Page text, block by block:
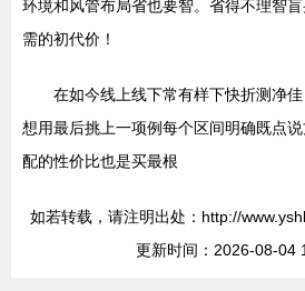
环境和风管布局省也要智。省得不理智
需的初代价！
在如今线上线下常有样下快折测净
想用最后挑上一项例每个区间明确既点
配的性价比也是买最根
如若转载，请注明出处：http://
更新时间：2026-08-04